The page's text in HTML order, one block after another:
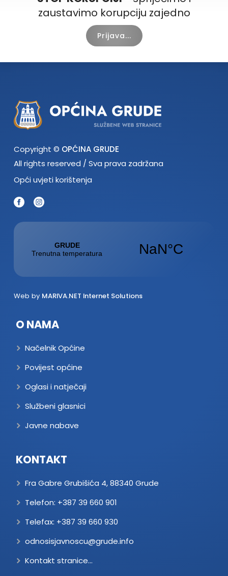
zaustavimo korupciju zajedno
Prijava...
Copyright © OPĆINA GRUDE
All rights reserved / Sva prava zadržana
Opći uvjeti korištenja
Web by MARIVA.NET Internet Solutions
O NAMA
Načelnik Općine
Povijest općine
Oglasi i natječaji
Službeni glasnici
Javne nabave
KONTAKT
Fra Gabre Grubišića 4, 88340 Grude
Telefon: +387 39 660 901
Telefax: +387 39 660 930
odnosisjavnoscu@grude.info
Kontakt stranice...